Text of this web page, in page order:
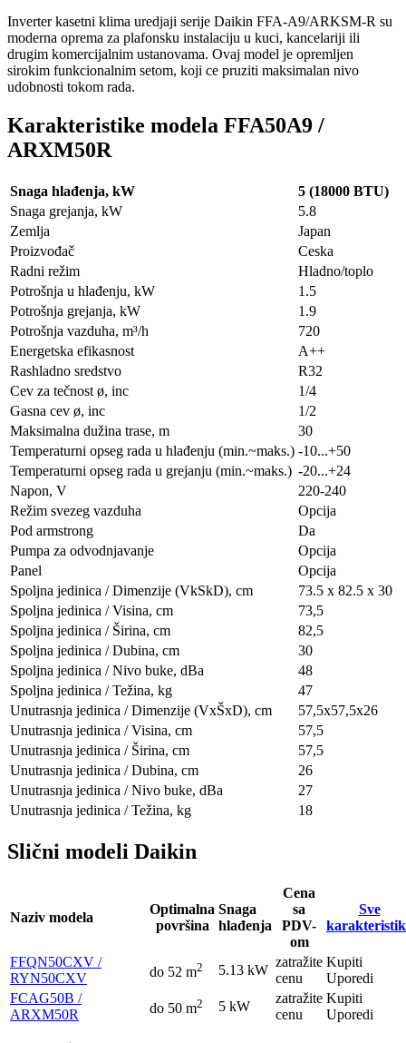
Inverter kasetni klima uredjaji serije Daikin FFA-A9/ARKSM-R su
moderna oprema za plafonsku instalaciju u kuci, kancelariji ili
drugim komercijalnim ustanovama. Ovaj model je opremljen
sirokim funkcionalnim setom, koji ce pruziti maksimalan nivo
udobnosti tokom rada.
Karakteristike modela FFA50A9 /
ARXM50R
Snaga hlađenja, kW
5 (18000 BTU)
Snaga grejanja, kW
5.8
Zemlja
Japan
Proizvođač
Ceska
Radni režim
Hladno/toplo
Potrošnja u hlađenju, kW
1.5
Potrošnja grejanja, kW
1.9
Potrošnja vazduha, m³/h
720
Energetska efikasnost
A++
Rashladno sredstvo
R32
Cev za tečnost ø, inc
1/4
Gasna cev ø, inc
1/2
Maksimalna dužina trase, m
30
Temperaturni opseg rada u hlađenju (min.~maks.) -10...+50
Temperaturni opseg rada u grejanju (min.~maks.) -20...+24
Napon, V
220-240
Režim svezeg vazduha
Opcija
Pod armstrong
Da
Pumpa za odvodnjavanje
Opcija
Panel
Opcija
Spoljna jedinica / Dimenzije (VkSkD), сm
73.5 x 82.5 x 30
Spoljna jedinica / Visina, сm
73,5
Spoljna jedinica / Širina, сm
82,5
Spoljna jedinica / Dubina, сm
30
Spoljna jedinica / Nivo buke, dBa
48
Spoljna jedinica / Težina, kg
47
Unutrasnja jedinica / Dimenzije (VxŠxD), сm
57,5x57,5х26
Unutrasnja jedinica / Visina, сm
57,5
Unutrasnja jedinica / Širina, сm
57,5
Unutrasnja jedinica / Dubina, сm
26
Unutrasnja jedinica / Nivo buke, dBa
27
Unutrasnja jedinica / Težina, kg
18
Slični modeli Daikin
Naziv modela
Optimalna
površina
Snaga
hlađenja
Cena
sa
PDV-
om
Sve
FFQN50CXV /
RYN50CXV
do 52 m2 5.13 kW
zatražite
cenu
Kupiti
Uporedi
FCAG50B /
ARXM50R
do 50 m2 5 kW
zatražite
cenu
Kupiti
Uporedi